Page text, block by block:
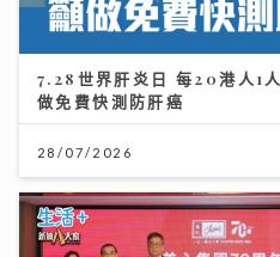
7.28世界肝炎日 每20港人1
做免費快測防肝癌
28/07/2026